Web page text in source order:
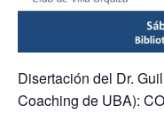
Disertación del Dr.
Coaching de UBA):